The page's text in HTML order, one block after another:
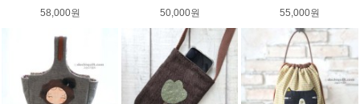
58,000원
50,000원
55,000원